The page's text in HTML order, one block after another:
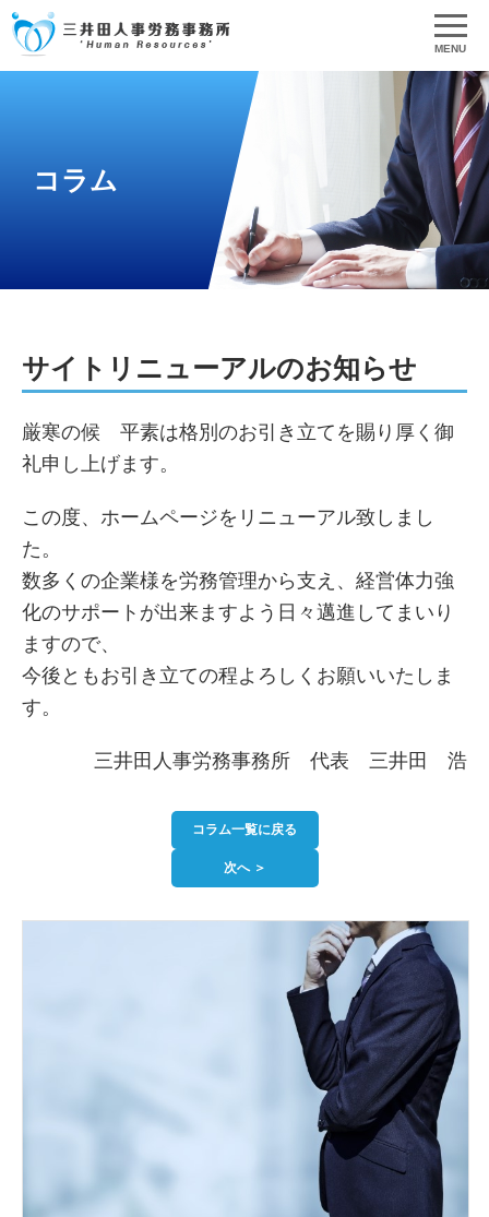
MENU
コラム
サイトリニューアルのお知らせ
厳寒の候 平素は格別のお引き立てを賜り厚く御
礼申し上げます。
この度、ホームページをリニューアル致しまし
た。
数多くの企業様を労務管理から支え、経営体力強
化のサポートが出来ますよう日々邁進してまいり
ますので、
今後ともお引き立ての程よろしくお願いいたしま
す。
三井田人事労務事務所 代表 三井田 浩
コラム一覧に戻る
次へ ＞